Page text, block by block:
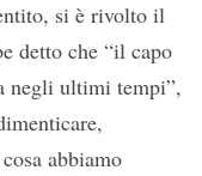
si è rivolto il
detto che “il capo
negli ultimi tempi”,
abbiamo